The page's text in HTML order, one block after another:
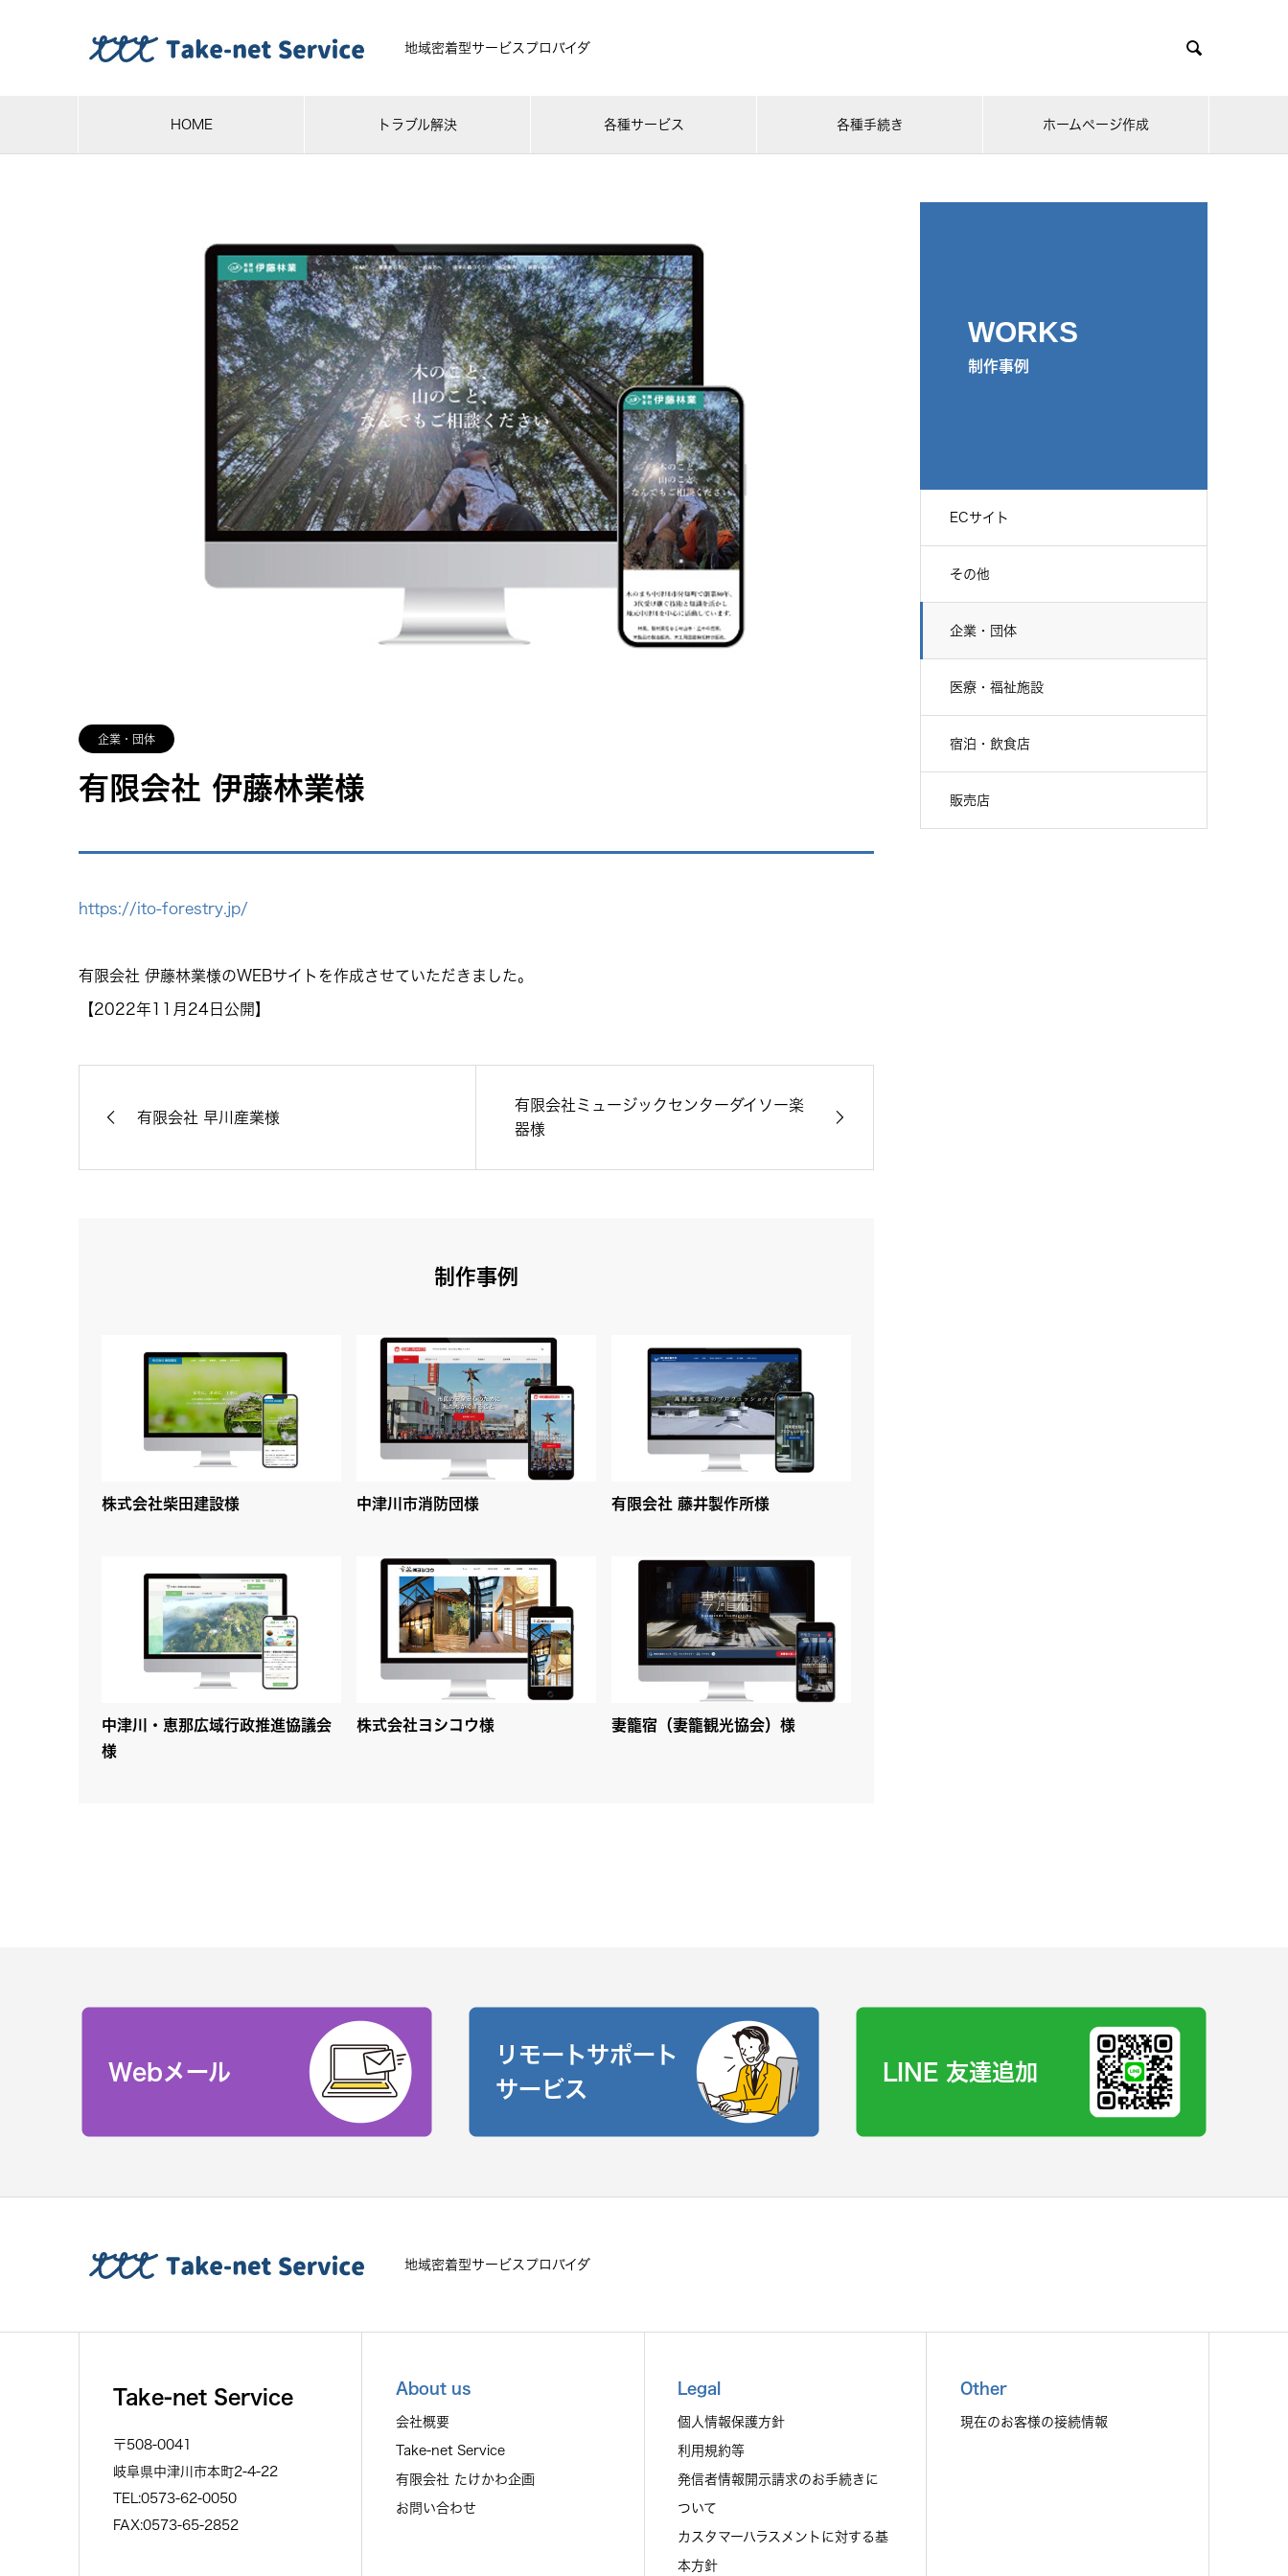
地域密着型サービスプロバイダ 
HOME トラブル解決 各種サービス 各種手続き ホームページ作成
WORKS
制作事例
ECサイト
その他
企業・団体
医療・福祉施設
宿泊・飲食店
販売店
企業・団体
有限会社 伊藤林業様
https://ito-forestry.jp/
有限会社 伊藤林業様のWEBサイトを作成させていただきました。
【2022年11月24日公開】
有限会社 早川産業様
有限会社ミュージックセンターダイソー楽
器様
制作事例
株式会社柴田建設様 中津川市消防団様 有限会社 藤井製作所様
中津川・恵那広域行政推進協議会
様
株式会社ヨシコウ様 妻籠宿（妻籠観光協会）様
Webメール
リモートサポート
サービス
LINE 友達追加
地域密着型サービスプロバイダ
Take-net Service
〒508-0041
岐阜県中津川市本町2-4-22
TEL:0573-62-0050
FAX:0573-65-2852
About us
会社概要
Take-net Service
有限会社 たけかわ企画
お問い合わせ
Legal
個人情報保護方針
利用規約等
発信者情報開示請求のお手続きに
ついて
カスタマーハラスメントに対する基
本方針
Other
現在のお客様の接続情報